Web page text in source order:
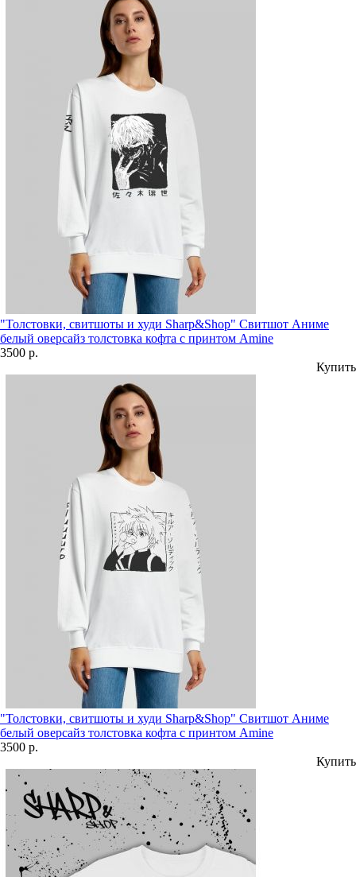
"Толстовки, свитшоты и худи Sharp&Shop" Свитшот Аниме
белый оверсайз толстовка кофта с принтом Amine
3500 р.
Купить
"Толстовки, свитшоты и худи Sharp&Shop" Свитшот Аниме
белый оверсайз толстовка кофта с принтом Amine
3500 р.
Купить